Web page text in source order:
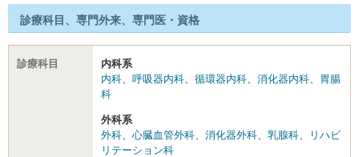
診療科目、専門外来、専門医・資格
診療科目
内科系
内科
呼吸器内科 循環器内科 消化器内科
胃腸
科
外科系
外科
心臓血管外科 消化器外科 乳腺科
リハビ
リテーション科